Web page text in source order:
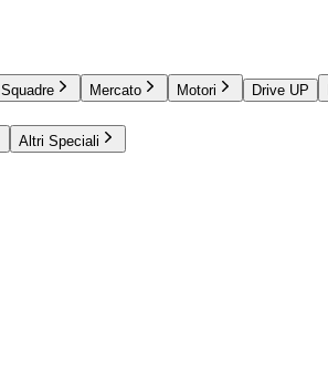
Squadre Mercato Motori Drive UP
Altri Speciali